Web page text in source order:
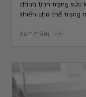
chính tình trạng sức
khiến cho thể trạng
nào?
Xem thêm